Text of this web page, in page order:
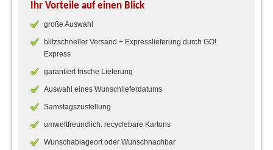
Ihr Vorteile auf einen Blick
große Auswahl
blitzschneller Versand + Expresslieferung durch GO!
Express
garantiert frische Lieferung
Auswahl eines Wunschlieferdatums
Samstagszustellung
umweltfreundlich: recyclebare Kartons
Wunschablageort oder Wunschnachbar